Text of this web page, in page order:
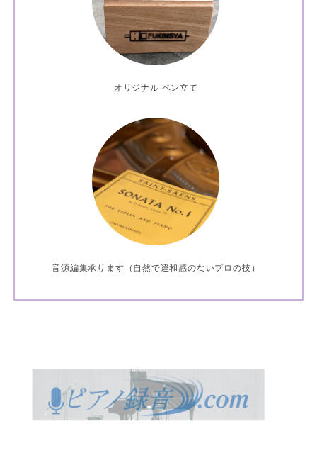
オリジナル ペン立て
音源編集承ります（自然で違和感のないプロの技）